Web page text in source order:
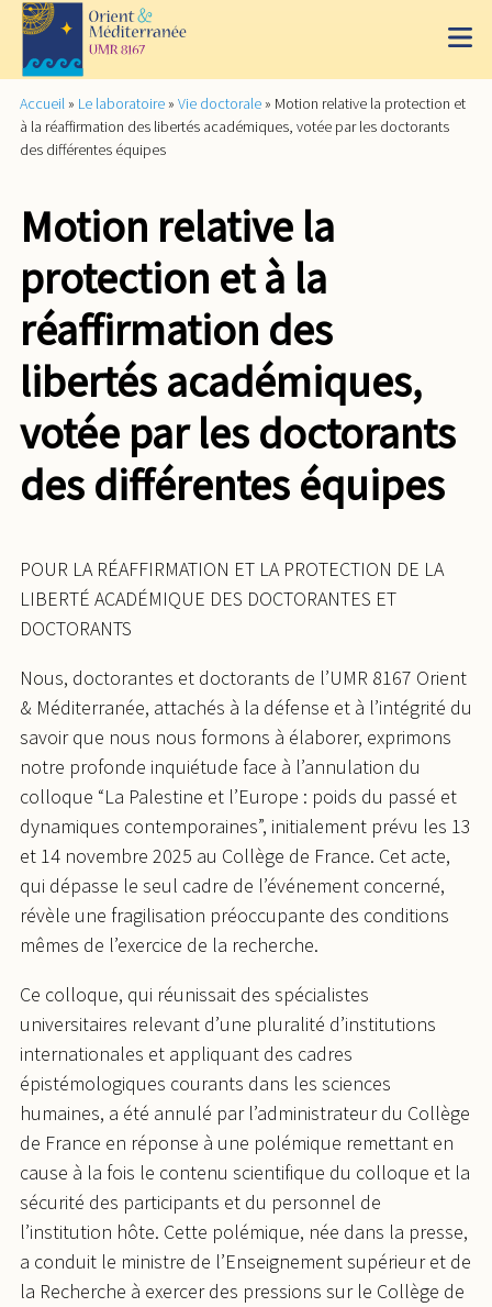
Accueil » Le laboratoire » Vie doctorale » Motion relative la protection et
à la réaffirmation des libertés académiques, votée par les doctorants
des différentes équipes
Motion relative la
protection et à la
réaffirmation des
libertés académiques,
votée par les doctorants
des différentes équipes
POUR LA RÉAFFIRMATION ET LA PROTECTION DE LA
LIBERTÉ ACADÉMIQUE DES DOCTORANTES ET
DOCTORANTS
Nous, doctorantes et doctorants de l’UMR 8167 Orient
& Méditerranée, attachés à la défense et à l’intégrité du
savoir que nous nous formons à élaborer, exprimons
notre profonde inquiétude face à l’annulation du
colloque “La Palestine et l’Europe : poids du passé et
dynamiques contemporaines”, initialement prévu les 13
et 14 novembre 2025 au Collège de France. Cet acte,
qui dépasse le seul cadre de l’événement concerné,
révèle une fragilisation préoccupante des conditions
mêmes de l’exercice de la recherche.
Ce colloque, qui réunissait des spécialistes
universitaires relevant d’une pluralité d’institutions
internationales et appliquant des cadres
épistémologiques courants dans les sciences
humaines, a été annulé par l’administrateur du Collège
de France en réponse à une polémique remettant en
cause à la fois le contenu scientifique du colloque et la
sécurité des participants et du personnel de
l’institution hôte. Cette polémique, née dans la presse,
a conduit le ministre de l’Enseignement supérieur et de
la Recherche à exercer des pressions sur le Collège de